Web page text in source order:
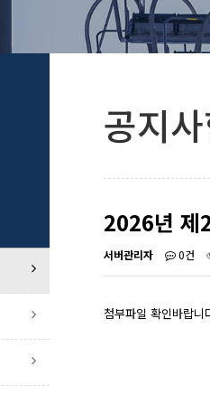
공지
2026년 제
서버관리자 0건
첨부파일 확인바랍니